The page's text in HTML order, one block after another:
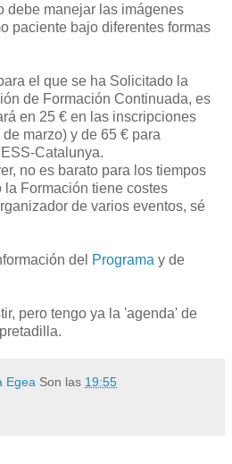
debe manejar las imágenes
paciente bajo diferentes formas
el que se ha Solicitado la
de Formación Continuada, es
en 25 € en las inscripciones
marzo) y de 65 € para
Catalunya.
no es barato para los tiempos
Formación tiene costes
de varios eventos, sé
del Programa y de
pero tengo ya la 'agenda' de
Egea Son las 19:55